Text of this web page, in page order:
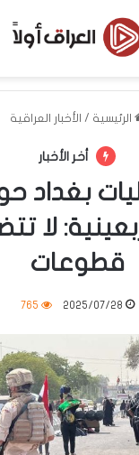
الرئيسية / الأخبار العراقية
أخر الأخبار
بغداد
لا
قطوعات
2025/07/28
765